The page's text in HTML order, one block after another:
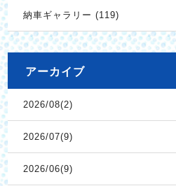
納車ギャラリー (119)
アーカイブ
2026/08(2)
2026/07(9)
2026/06(9)